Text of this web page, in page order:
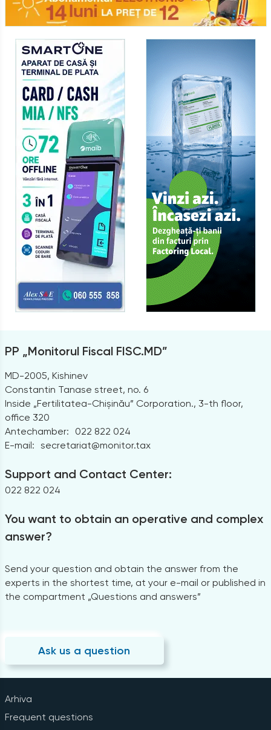
PP „Monitorul Fiscal FISC.MD”
MD-2005, Kishinev
Constantin Tanase street, no. 6
Inside „Fertilitatea-Chișinău” Corporation., 3-th floor,
office 320
Antechamber:
022 822 024
E-mail: secretariat@monitor.tax
Support and Contact Center:
022 822 024
You want to obtain an operative and complex
answer?
Send your question and obtain the answer from the
experts in the shortest time, at your e-mail or published in
the compartment „Questions and answers”
Ask us a question
Arhiva
Frequent questions